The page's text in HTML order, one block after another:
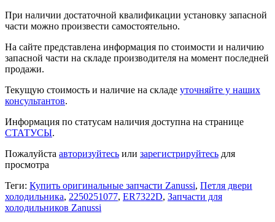
При наличии достаточной квалификации установку запасной
части можно произвести самостоятельно.
На сайте представлена информация по стоимости и наличию
запасной части на складе производителя на момент последней
продажи.
Текущую стоимость и наличие на складе уточняйте у наших
консультантов.
Информация по статусам наличия доступна на странице
СТАТУСЫ.
Пожалуйста авторизуйтесь или зарегистрируйтесь для
просмотра
Теги: Купить оригинальные запчасти Zanussi, Петля двери
холодильника, 2250251077, ER7322D, Запчасти для
холодильников Zanussi